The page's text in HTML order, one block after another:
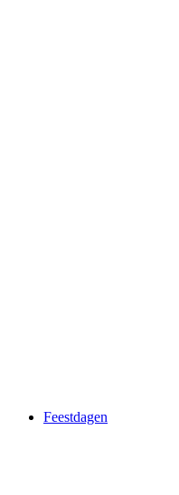
Feestdagen